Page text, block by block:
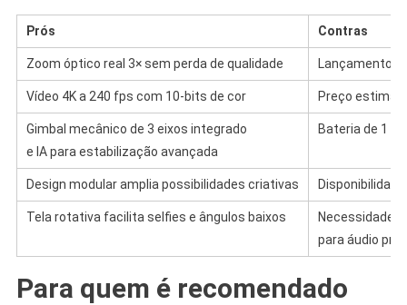
Prós Contras
Zoom óptico real 3× sem perda de qualidade Lançamento
Vídeo 4K a 240 fps com 10-bits de cor Preço
Gimbal mecânico de 3 eixos integrado
e IA para estabilização avançada
Bateria de 1
Design modular amplia possibilidades criativas
Tela rotativa facilita selfies e ângulos baixos
Necessidade
para áudio
Para quem é recomendado